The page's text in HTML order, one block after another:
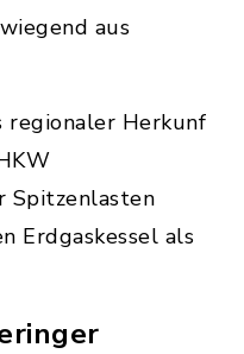
aus
regionaler Herkunf
Spitzenlasten
Erdgaskessel als